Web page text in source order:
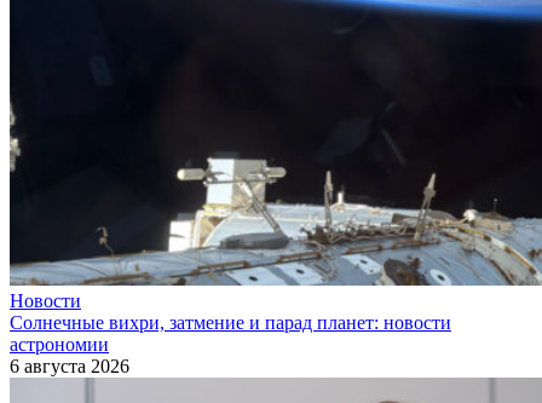
Новости
Солнечные вихри, затмение и парад планет: новости
астрономии
6 августа 2026